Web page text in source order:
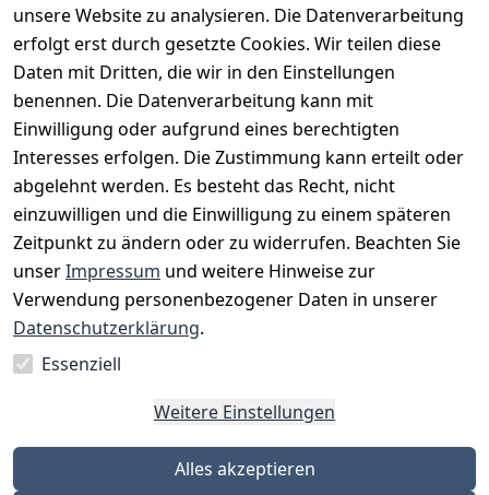
unsere Website zu analysieren. Die Datenverarbeitung
erfolgt erst durch gesetzte Cookies. Wir teilen diese
Daten mit Dritten, die wir in den Einstellungen
benennen. Die Datenverarbeitung kann mit
Einwilligung oder aufgrund eines berechtigten
Interesses erfolgen. Die Zustimmung kann erteilt oder
abgelehnt werden. Es besteht das Recht, nicht
einzuwilligen und die Einwilligung zu einem späteren
Zeitpunkt zu ändern oder zu widerrufen. Beachten Sie
unserImpressum und weitere Hinweise zur
Verwendung personenbezogener Daten in unserer
Datenschutzerklärung.
Essenziell
Weitere Einstellungen
Alles akzeptieren
Rechtliches
AGB
Impressum
Datenschutze
rklärung
Barrierefreihe
Services
Kontakt
Registrieren
Katalog
Zahlungsm
öglichkeite
n
Vorkasse
PayPal
Versanddie
nstleister
Post